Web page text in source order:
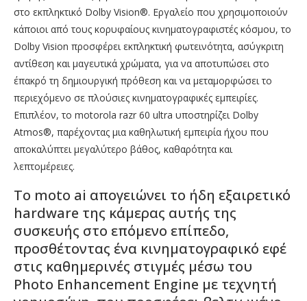
στο εκπληκτικό Dolby Vision®. Εργαλείο που χρησιμοποιούν
κάποιοι από τους κορυφαίους κινηματογραφιστές κόσμου, το
Dolby Vision προσφέρει εκπληκτική φωτεινότητα, ασύγκριτη
αντίθεση και μαγευτικά χρώματα, για να αποτυπώσει στο
έπακρό τη δημιουργική πρόθεση και να μεταμορφώσει το
περιεχόμενο σε πλούσιες κινηματογραφικές εμπειρίες.
Επιπλέον, το motorola razr 60 ultra υποστηρίζει Dolby
Atmos®, παρέχοντας μια καθηλωτική εμπειρία ήχου που
αποκαλύπτει μεγαλύτερο βάθος, καθαρότητα και
λεπτομέρειες.
Το moto ai απογειώνει το ήδη εξαιρετικό
hardware της κάμερας αυτής της
συσκευής στο επόμενο επίπεδο,
προσθέτοντας ένα κινηματογραφικό εφέ
στις καθημερινές στιγμές μέσω του
Photo Enhancement Engine με τεχνητή